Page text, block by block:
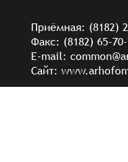
Приёмная: (8182)
Факс: (8182) 65-
E-mail:
Сайт: